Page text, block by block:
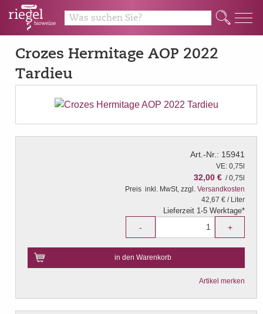
Q
Crozes Hermitage AOP 2022
Tardieu
Art.-Nr.: 15941
VE: 0,75l
32,00 € / 0,75l
Preis inkl. MwSt, zzgl. Versandkosten
42,67 € / Liter
Lieferzeit 1-5 Werktage*
- +
in den Warenkorb
Artikel merken